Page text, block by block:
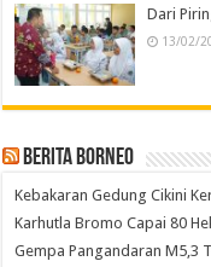
Dari
13/02/
Berita Borneo
Kebakaran Gedung Cikini
Karhutla Bromo Capai 80
Gempa Pangandaran M5,3